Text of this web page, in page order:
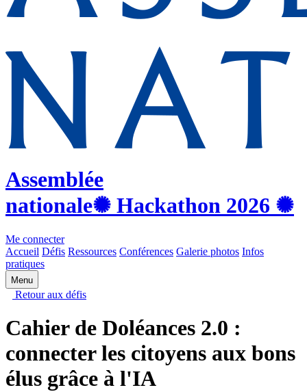
Assemblée
nationale✺ Hackathon 2026 ✺
Me connecter
Accueil Défis Ressources Conférences Galerie photos Infos
pratiques
Menu
Retour aux défis
Cahier de Doléances 2.0 :
connecter les citoyens aux bons
élus grâce à l'IA